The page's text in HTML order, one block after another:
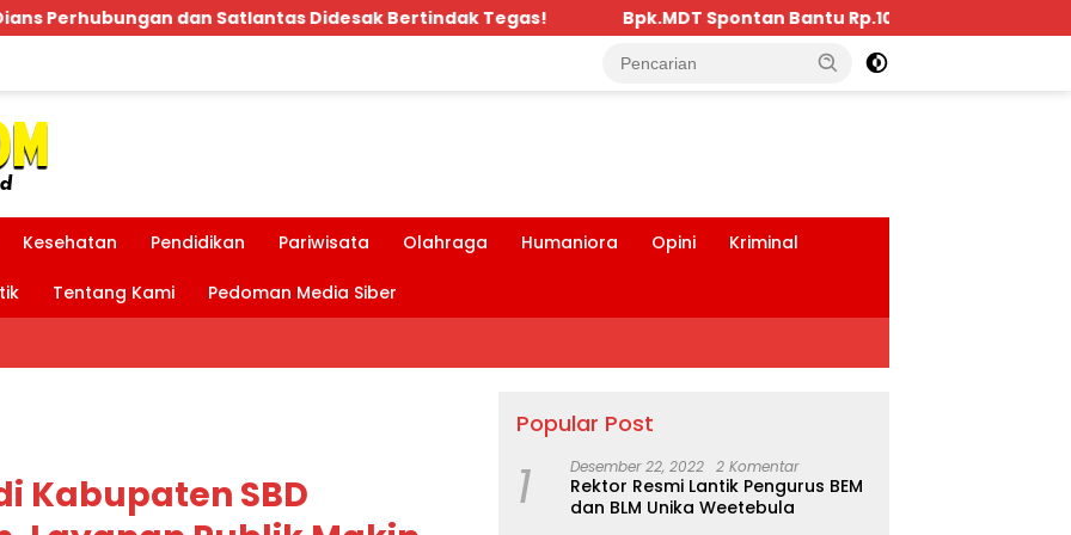
Bertindak Tegas! Bpk.MDT Spontan Bantu Rp.10 Juta, Kepada Pengurus KKBD Seluruh Warga Yang
Kesehatan Pendidikan Pariwisata Olahraga Humaniora Opini Kriminal
Tentang Kami Pedoman Media Siber
Kabupaten SBD
Popular Post
1 Desember 22, 2022 2 Komentar
Rektor Resmi Lantik Pengurus BEM
dan BLM Unika Weetebula